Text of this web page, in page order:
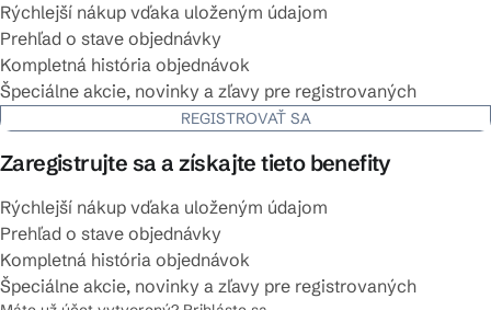
Rýchlejší nákup vďaka uloženým údajom
Prehľad o stave objednávky
Kompletná história objednávok
Špeciálne akcie, novinky a zľavy pre registrovaných
REGISTROVAŤ SA
Zaregistrujte sa a získajte tieto benefity
Rýchlejší nákup vďaka uloženým údajom
Prehľad o stave objednávky
Kompletná história objednávok
Špeciálne akcie, novinky a zľavy pre registrovaných